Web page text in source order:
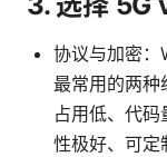
协议与加密
最常用的两
占用低、代
性极好、可定